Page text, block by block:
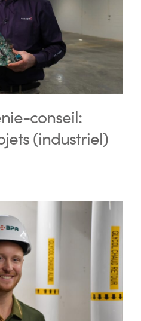
conseil:
(industriel)